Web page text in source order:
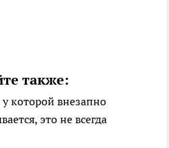
также:
которой внезапно
это не всегда